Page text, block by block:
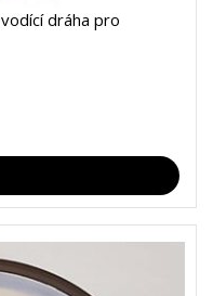
dráha pro